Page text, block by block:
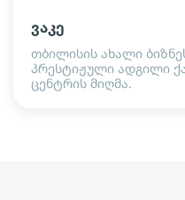
ვაკე
თბილისის ახალი
პრესტიჟული ადგილი
ცენტრის მიღმა.